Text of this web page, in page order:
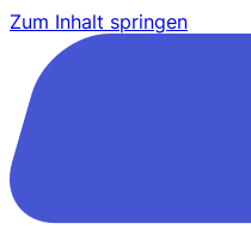
Zum Inhalt springen